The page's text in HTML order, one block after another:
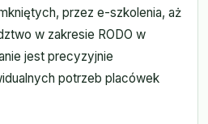
przez e-szkolenia, aż
w zakresie RODO w
jest precyzyjnie
potrzeb placówek